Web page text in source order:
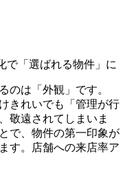
のは「外観」 です。
きれいでも「管理が行
敬遠されてしまいま
で、物件の第一印象が
す。店舗への来店率ア